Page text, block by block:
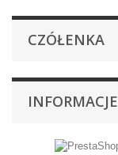
CZÓŁENKA
INFORMACJE